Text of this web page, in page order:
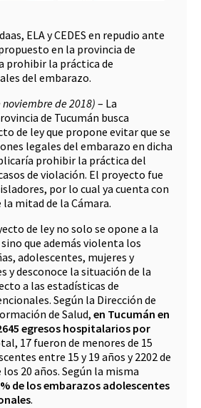
ELA y CEDES en repudio ante
en la provincia de
prohibir la práctica de
del embarazo.
noviembre de 2018) – La
de Tucumán busca
de ley que propone evitar que se
legales del embarazo en dicha
prohibir la práctica del
de violación. El proyecto fue
por lo cual ya cuenta con
la mitad de la Cámara.
de ley no solo se opone a la
que además violenta los
adolescentes, mujeres y
y desconoce la situación de la
a las estadísticas de
Según la Dirección de
de Salud, en Tucumán en
egresos hospitalarios por
17 fueron de menores de 15
entre 15 y 19 años y 2202 de
20 años. Según la misma
de los embarazos adolescentes
.